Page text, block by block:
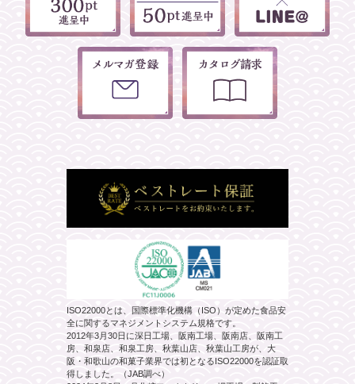
ISO22000とは、国際標準化機構（ISO）が定めた食品安
全に関するマネジメントシステム規格です。
2012年3月30日に深日工場、阪南工場、阪南店、阪南工
房、和泉店、和泉工房、秋葉山店、秋葉山工房が、大
阪・和歌山の和菓子業界では初となるISO22000を認証取
得しました。（JAB調べ）